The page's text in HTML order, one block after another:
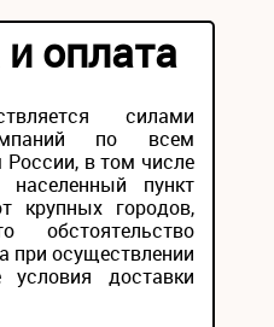
оплата
силами
по всем
в том числе
пункт
крупных городов,
при осуществлении
условия доставки